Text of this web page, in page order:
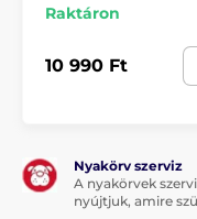
nyílik ki az ajtó.
Raktáron
10 990 Ft
Nyakörv szerviz
A nyakörvek
nyújtjuk, amire